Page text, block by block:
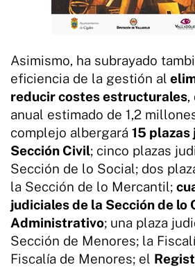
Asimismo, ha subrayado
eficiencia de la gestión al
reducir costes estructurales,
anual estimado de 1,2
complejo albergará 15 plazas
Sección Civil; cinco plazas
Sección de lo Social; dos
la Sección de lo Mercantil;
judiciales de la Sección de lo
Administrativo; una plaza
Sección de Menores; la
Fiscalía de Menores; el